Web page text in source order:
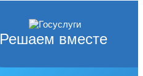
Решаем вместе